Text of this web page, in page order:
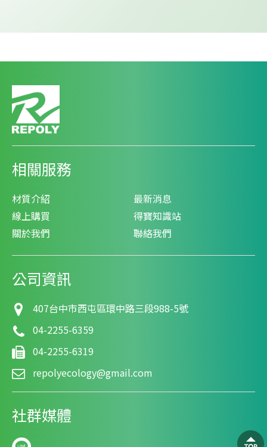
相關服務
材質介紹
最新消息
線上購買
得寶知識站
關於我們
聯絡我們
公司資訊
407台中市西屯區環中路三段988-5號
04-2255-6359
04-2255-6319
repolyecology@gmail.com
社群媒體